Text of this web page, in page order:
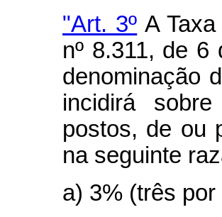
"Art. 3º A
nº 8.311, de
denominação
incidirá
postos, de ou
na seguinte
a) 3% (três